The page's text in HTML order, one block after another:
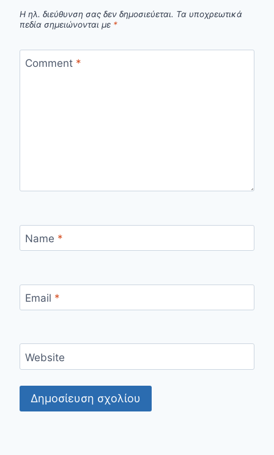
Η ηλ. διεύθυνση σας δεν δημοσιεύεται. Τα υποχρεωτικά
πεδία σημειώνονται με *
Comment *
Name *
Email *
Website